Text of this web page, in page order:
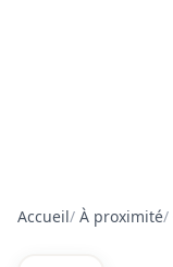
Accueil/ À proximité/